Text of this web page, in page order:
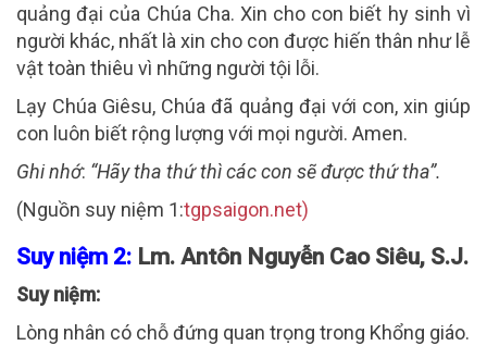
quảng đại của Chúa Cha. Xin cho con biết hy sinh vì
người khác, nhất là xin cho con được hiến thân như lễ
vật toàn thiêu vì những người tội lỗi.
Lạy Chúa Giêsu, Chúa đã quảng đại với con, xin giúp
con luôn biết rộng lượng với mọi người. Amen.
Ghi nhớ: “Hãy tha thứ thì các con sẽ được thứ tha”.
(Nguồn suy niệm 1:tgpsaigon.net)
Suy niệm 2: Lm. Antôn Nguyễn Cao Siêu, S.J.
Suy niệm:
Lòng nhân có chỗ đứng quan trọng trong Khổng giáo.